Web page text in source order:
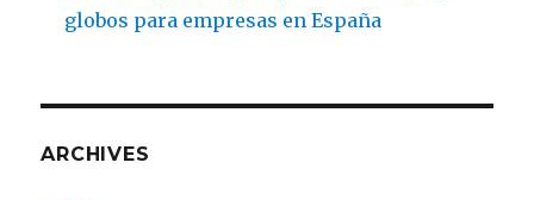
globos para empresas en España
ARCHIVES